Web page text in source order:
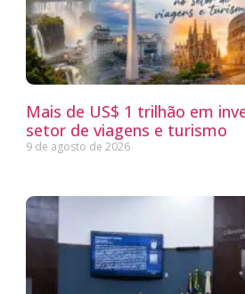
Mais de US$ 1 trilhão em
setor de viagens e turismo
9 de agosto de 2026